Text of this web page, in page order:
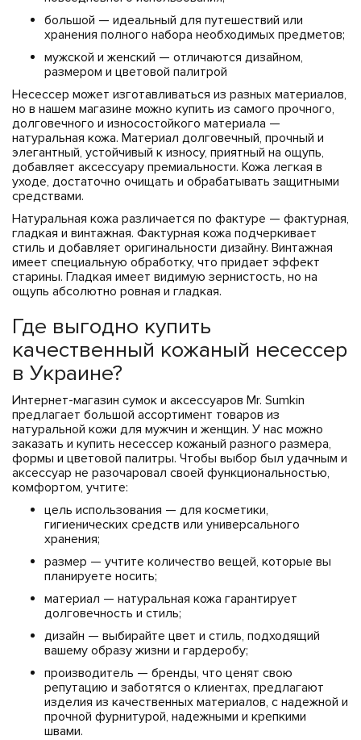
большой — идеальный для путешествий или
хранения полного набора необходимых предметов;
мужской и женский — отличаются дизайном,
размером и цветовой палитрой
Несессер может изготавливаться из разных материалов,
но в нашем магазине можно купить из самого прочного,
долговечного и износостойкого материала —
натуральная кожа. Материал долговечный, прочный и
элегантный, устойчивый к износу, приятный на ощупь,
добавляет аксессуару премиальности. Кожа легкая в
уходе, достаточно очищать и обрабатывать защитными
средствами.
Натуральная кожа различается по фактуре — фактурная,
гладкая и винтажная. Фактурная кожа подчеркивает
стиль и добавляет оригинальности дизайну. Винтажная
имеет специальную обработку, что придает эффект
старины. Гладкая имеет видимую зернистость, но на
ощупь абсолютно ровная и гладкая.
Где выгодно купить
качественный кожаный несессер
в Украине?
Интернет-магазин сумок и аксессуаров Mr. Sumkin
предлагает большой ассортимент товаров из
натуральной кожи для мужчин и женщин. У нас можно
заказать и купить несессер кожаный разного размера,
формы и цветовой палитры. Чтобы выбор был удачным и
аксессуар не разочаровал своей функциональностью,
комфортом, учтите:
цель использования — для косметики,
гигиенических средств или универсального
хранения;
размер — учтите количество вещей, которые вы
планируете носить;
материал — натуральная кожа гарантирует
долговечность и стиль;
дизайн — выбирайте цвет и стиль, подходящий
вашему образу жизни и гардеробу;
производитель — бренды, что ценят свою
репутацию и заботятся о клиентах, предлагают
изделия из качественных материалов, с надежной и
прочной фурнитурой, надежными и крепкими
швами.